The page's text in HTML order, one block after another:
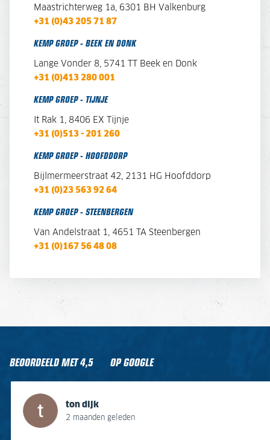
Maastrichterweg 1a, 6301 BH Valkenburg
+31 (0)43 205 71 87
KEMP GROEP - BEEK EN DONK
Lange Vonder 8, 5741 TT Beek en Donk
+31 (0)413 280 001
KEMP GROEP - TIJNJE
It Rak 1, 8406 EX Tijnje
+31 (0)513 - 201 260
KEMP GROEP - HOOFDDORP
Bijlmermeerstraat 42, 2131 HG Hoofddorp
+31 (0)23 563 92 64
KEMP GROEP - STEENBERGEN
Van Andelstraat 1, 4651 TA Steenbergen
+31 (0)167 56 48 08
BEOORDEELD MET4,5 OP GOOGLE
ton dijk
2 maanden geleden
Gert van Stein
1 jaar geleden
3 jaar geleden
Jaap Ter Horst
3 jaar geleden
Jurrien Plattel
7 jaar geleden
Kees Van Leeuwen
9 jaar geleden
ton dijk
2 maanden geleden